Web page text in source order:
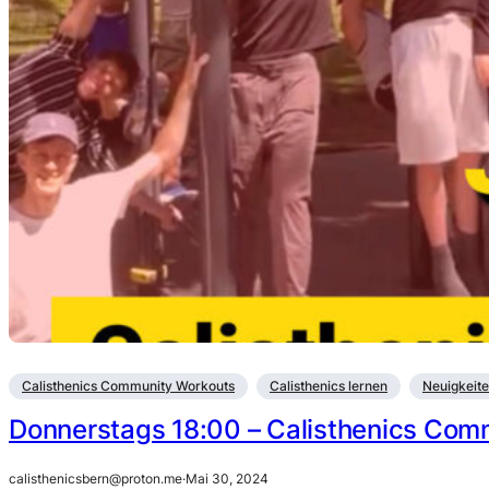
Calisthenics Community Workouts Calisthenics lernen
Donnerstags 18:00 – Calisthenics
calisthenicsbern@proton.me·Mai 30, 2024